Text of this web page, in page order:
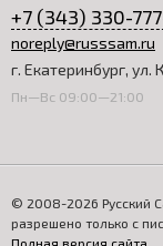
+7 (343) 330-
noreply@russsam.ru
г. Екатеринбург, ул.
Пн—Вс 09:00—21:00
© 2008-2026 Русский
разрешено только с